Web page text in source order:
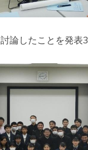
討論したことを発表3